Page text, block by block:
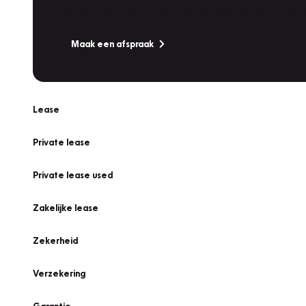
Maak een afspraak
Lease
Private lease
Private lease used
Zakelijke lease
Zekerheid
Verzekering